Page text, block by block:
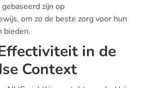
zijn op
om zo de beste zorg voor hun
bieden.
in de
Context